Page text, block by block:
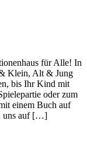
für Alle! In
Klein, Alt & Jung
bis Ihr Kind mit
oder zum
einem Buch auf
uns auf […]